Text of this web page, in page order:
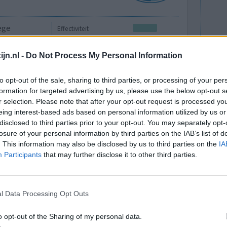
- Do Not Process My Personal Information
opt-out of the sale, sharing to third parties, or processing of your
for targeted advertising by us, please use the below opt-out
selection. Please note that after your opt-out request is processed
interest-based ads based on personal information utilized by us
to third parties prior to your opt-out. You may separately
of your personal information by third parties on the IAB’s list of
This information may also be disclosed by us to third parties on the
Participants that may further disclose it to other third parties.
Data Processing Opt Outs
opt-out of the Sharing of my personal data.
Effectiviteit
.
0 reacties
Hoeveelheid bijwerkingen